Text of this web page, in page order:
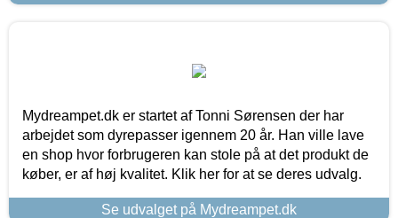
Mydreampet.dk er startet af Tonni Sørensen der har
arbejdet som dyrepasser igennem 20 år. Han ville lave
en shop hvor forbrugeren kan stole på at det produkt de
køber, er af høj kvalitet. Klik her for at se deres udvalg.
Se udvalget på Mydreampet.dk